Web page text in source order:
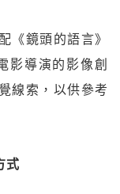
《鏡頭的語言》
導演的影像創
線索，以供參考
式